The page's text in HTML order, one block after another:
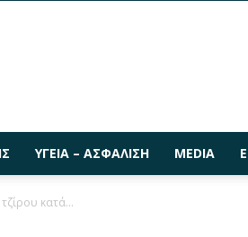
ΥΓΕΊΑ – ΑΣΦΆΛΙΣΗ MEDIA
κατά...